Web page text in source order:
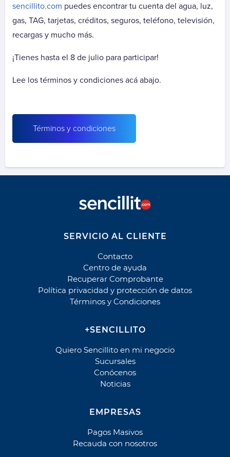
Parque del Sendero Mensualidad
Parque El Manantial
Parque El Manantial Cuota
Parque El Prado Cuota
Parque La Foresta Cuota
Parque Santiago Cuota
Parques de Chile - Contrato
Parques de Chile - Rut
Cobranza
Cobros o envíos de dinero
AFEX
Echange
Ria Money Transfer
Cooperativa
Coopeuch Crédito Hipotecario
Coopeuch Tarjeta Mastercard
Fondo Esperanza
sencillito.com puedes encontrar tu cuenta del agua, luz,
gas, TAG, tarjetas, créditos, seguros, teléfono, televisión,
recargas y mucho más.
¡Tienes hasta el 8 de julio para participar!
Lee los términos y condiciones acá abajo.
Términos y condiciones
SERVICIO AL CLIENTE
Contacto
Centro de ayuda
Recuperar Comprobante
Política privacidad y protección de datos
Términos y Condiciones
+SENCILLITO
Quiero Sencillito en mi negocio
Sucursales
Conócenos
Noticias
EMPRESAS
Pagos Masivos
Recauda con nosotros